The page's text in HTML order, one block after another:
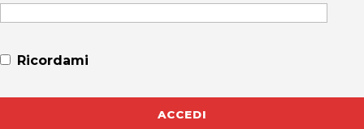
Ricordami